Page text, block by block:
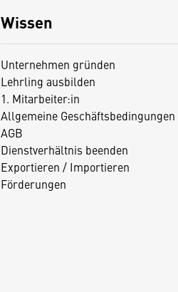
Wissen
Unternehmen gründen
Lehrling ausbilden
1. Mitarbeiter:in
Allgemeine
AGB
Dienstverhältnis beenden
Exportieren / Importieren
Förderungen